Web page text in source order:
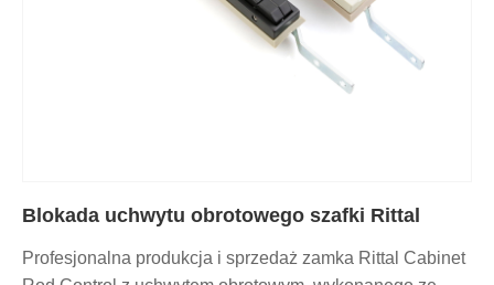
Blokada uchwytu obrotowego szafki Rittal
Profesjonalna produkcja i sprzedaż zamka Rittal Cabinet